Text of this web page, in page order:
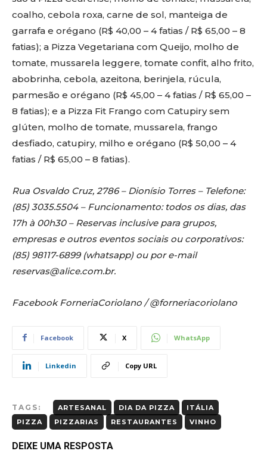
coalho, cebola roxa, carne de sol, manteiga de
garrafa e orégano (R$ 40,00 – 4 fatias / R$ 65,00 – 8
fatias); a Pizza Vegetariana com Queijo, molho de
tomate, mussarela leggere, tomate confit, alho frito,
abobrinha, cebola, azeitona, berinjela, rúcula,
parmesão e orégano (R$ 45,00 – 4 fatias / R$ 65,00 –
8 fatias); e a Pizza Fit Frango com Catupiry sem
glúten, molho de tomate, mussarela, frango
desfiado, catupiry, milho e orégano (R$ 50,00 – 4
fatias / R$ 65,00 – 8 fatias).
Rua Osvaldo Cruz, 2786 – Dionísio Torres – Telefone:
(85) 3035.5504 – Funcionamento: todos os dias, das
17h à 00h30 – Reservas inclusive para grupos,
empresas e outros eventos sociais ou corporativos:
(85) 98117-6899 (whatsapp) ou por e-mail
reservas@alice.com.br.
Facebook ForneriaCoriolano / @forneriacoriolano
Facebook X WhatsApp
Linkedin Copy URL
TAGS: ARTESANAL DIA DA PIZZA
ITÁLIA
PIZZA
PIZZARIAS RESTAURANTES VINHO
DEIXE UMA RESPOSTA